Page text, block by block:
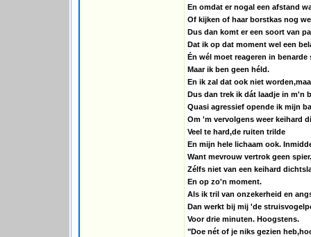
En omdat er nogal een afstand
Of kijken of haar borstkas nog
Dus dan komt er een soort van
Dat ik op dat moment wel een
Én wél moet reageren in benarde
Maar ik ben geen héld.
En ik zal dat ook niet
Dus dan trek ik dát laadje in m'n
Quasi agressief opende ik mijn
Om 'm vervolgens weer keihard
Veel te hard,de ruiten trilde
En mijn hele lichaam ook.
Want mevrouw vertrok geen spier.
Zélfs niet van een keihard
En op zo'n moment.
Als ik tril van onzekerheid en
Dan werkt bij mij 'de
Voor drie minuten. Hoogstens.
"Doe nét of je niks gezien